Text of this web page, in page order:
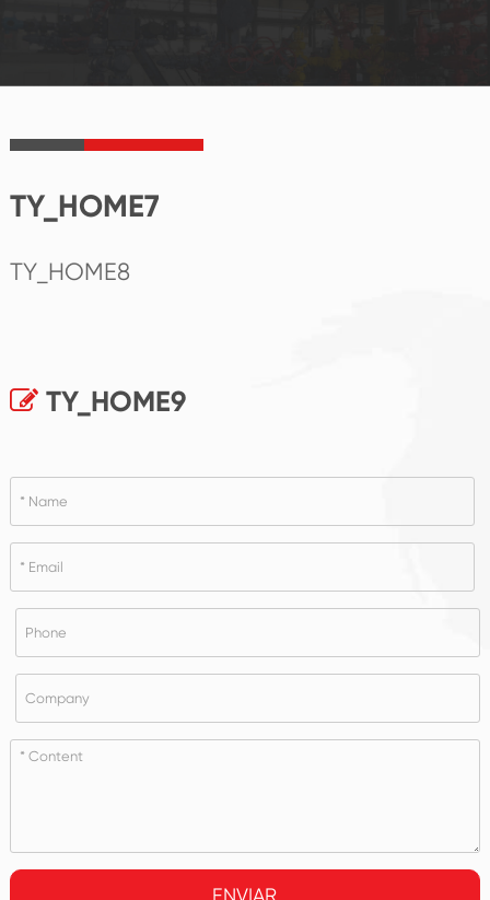
TY_HOME7
TY_HOME8
TY_HOME9
ENVIAR